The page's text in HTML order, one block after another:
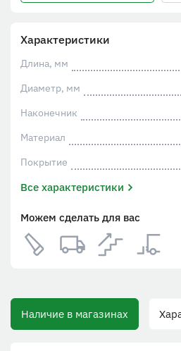
Характеристики
Длина, мм
Диаметр, мм
Наконечник
Материал
Покрытие
Все характеристики
Можем сделать для вас
Наличие в магазинах